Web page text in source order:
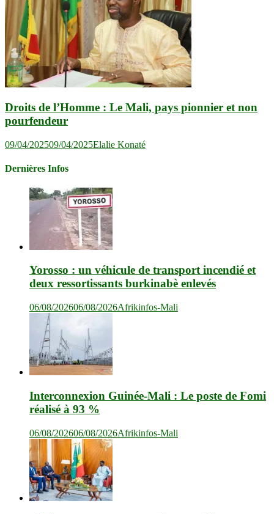
Droits de l’Homme : Le Mali, pays pionnier et non
pourfendeur
09/04/202509/04/2025Elalie Konaté
Dernières Infos
Yorosso : un véhicule de transport incendié et
deux ressortissants burkinabè enlevés
06/08/202606/08/2026Afrikinfos-Mali
Interconnexion Guinée-Mali : Le poste de Fomi
réalisé à 93 %
06/08/202606/08/2026Afrikinfos-Mali